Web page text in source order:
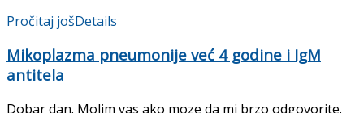
Pročitaj jošDetails
Mikoplazma pneumonije već 4 godine i IgM
antitela
Dobar dan. Molim vas ako moze da mi brzo odgovorite.